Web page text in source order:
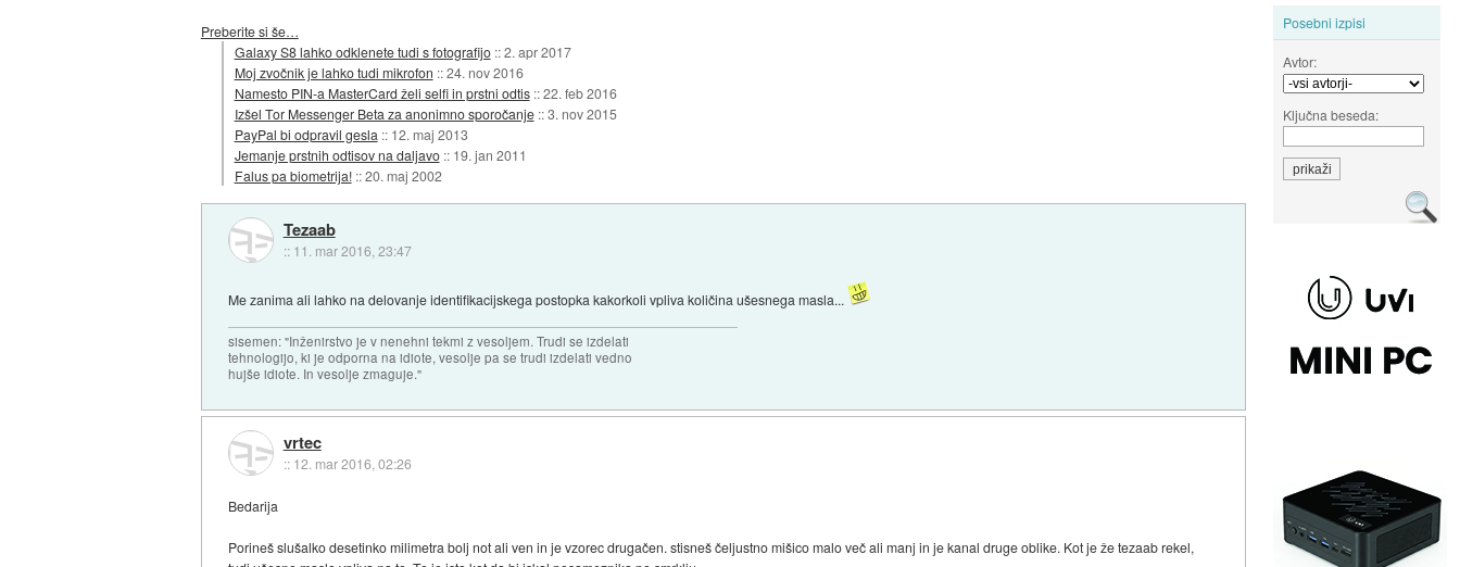
Posebni izpisi
Avtor:
Ključna beseda:
Preberite si še…
Galaxy S8 lahko odklenete tudi s fotografijo ::2. apr 2017
Moj zvočnik je lahko tudi mikrofon ::24. nov 2016
Namesto PIN-a MasterCard želi selfi in prstni odtis ::22. feb 2016
Izšel Tor Messenger Beta za anonimno sporočanje ::3. nov 2015
PayPal bi odpravil gesla :: 12. maj 2013
Jemanje prstnih odtisov na daljavo :: 19. jan 2011
Falus pa biometrija! ::20. maj 2002
Tezaab
:: 11. mar 2016, 23:47
Me zanima ali lahko na delovanje identifikacijskega postopka kakorkoli vpliva količina ušesnega masla...
sisemen: "Inženirstvo je v nenehni tekmi z vesoljem. Trudi se izdelati
tehnologijo, ki je odporna na idiote, vesolje pa se trudi izdelati vedno
hujše idiote. In vesolje zmaguje."
vrtec
:: 12. mar 2016, 02:26
Bedarija
Porineš slušalko desetinko milimetra bolj not ali ven in je vzorec drugačen. stisneš čeljustno mišico malo več ali manj in je kanal druge oblike. Kot je že tezaab rekel,